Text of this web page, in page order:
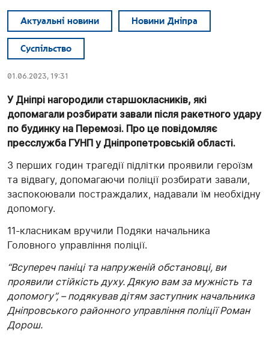
Актуальні новини Новини Дніпра
Суспільство
01.06.2023, 19:31
У Дніпрі нагородили старшокласників, які
допомагали розбирати завали після ракетного удару
по будинку на Перемозі. Про це повідомляє
пресслужба ГУНП у Дніпропетровській області.
З перших годин трагедії підлітки проявили героїзм
та відвагу, допомагаючи поліції розбирати завали,
заспокоювали постраждалих, надавали їм необхідну
допомогу.
11-класникам вручили Подяки начальника
Головного управління поліції.
“Всупереч паніці та напруженій обстановці, ви
проявили стійкість духу. Дякую вам за мужність та
допомогу”, – подякував дітям заступник начальника
Дніпровського районного управління поліції Роман
Дорош.